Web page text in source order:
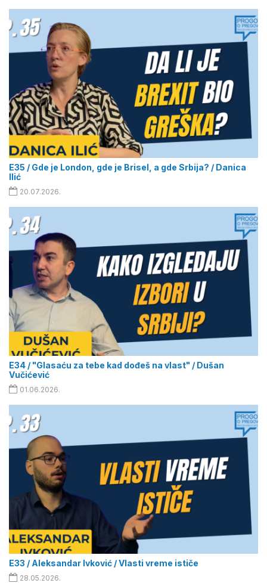
E35 / Gde je London, gde je Brisel, a gde Srbija? / Danica
Ilić
20.07.2026.
E34 / "Glasaću za tebe kad dođeš na vlast" / Dušan
Vučićević
01.06.2026.
E33 / Aleksandar Ivković / Vlasti vreme ističe
28.05.2026.